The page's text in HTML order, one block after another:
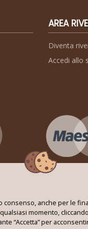
AREA
Diventa
Accedi allo
anche per le
momento,
per